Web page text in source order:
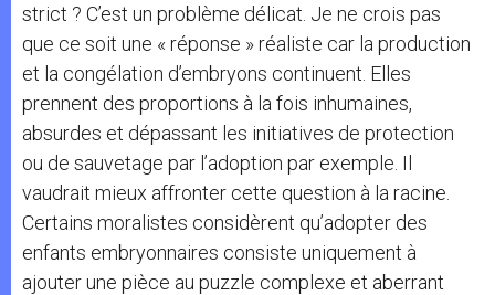
strict ? C’est un problème délicat. Je ne crois pas
que ce soit une « réponse » réaliste car la production
et la congélation d’embryons continuent. Elles
prennent des proportions à la fois inhumaines,
absurdes et dépassant les initiatives de protection
ou de sauvetage par l’adoption par exemple. Il
vaudrait mieux affronter cette question à la racine.
Certains moralistes considèrent qu’adopter des
enfants embryonnaires consiste uniquement à
ajouter une pièce au puzzle complexe et aberrant